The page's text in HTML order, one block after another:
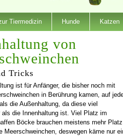
Tiermedizin Hunde Katzen
von
Tricks
ist für Anfänger, die bisher noch mit
in Berührung kamen, auf
die Außenhaltung, da diese viel
als die Innenhaltung ist. Viel Platz im
Böcke brauchen meistens mehr Platz
Meerschweinchen, deswegen käme nur